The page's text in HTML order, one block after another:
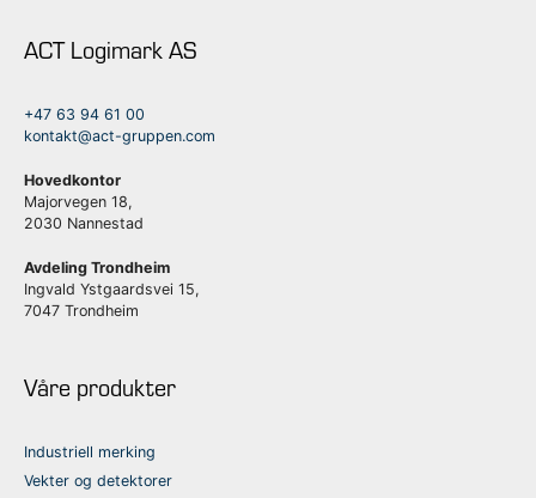
ACT Logimark AS
+47 63 94 61 00
kontakt@act-gruppen.com
Hovedkontor
Majorvegen 18,
2030 Nannestad
Avdeling Trondheim
Ingvald Ystgaardsvei 15,
7047 Trondheim
Våre produkter
Industriell merking
Vekter og detektorer